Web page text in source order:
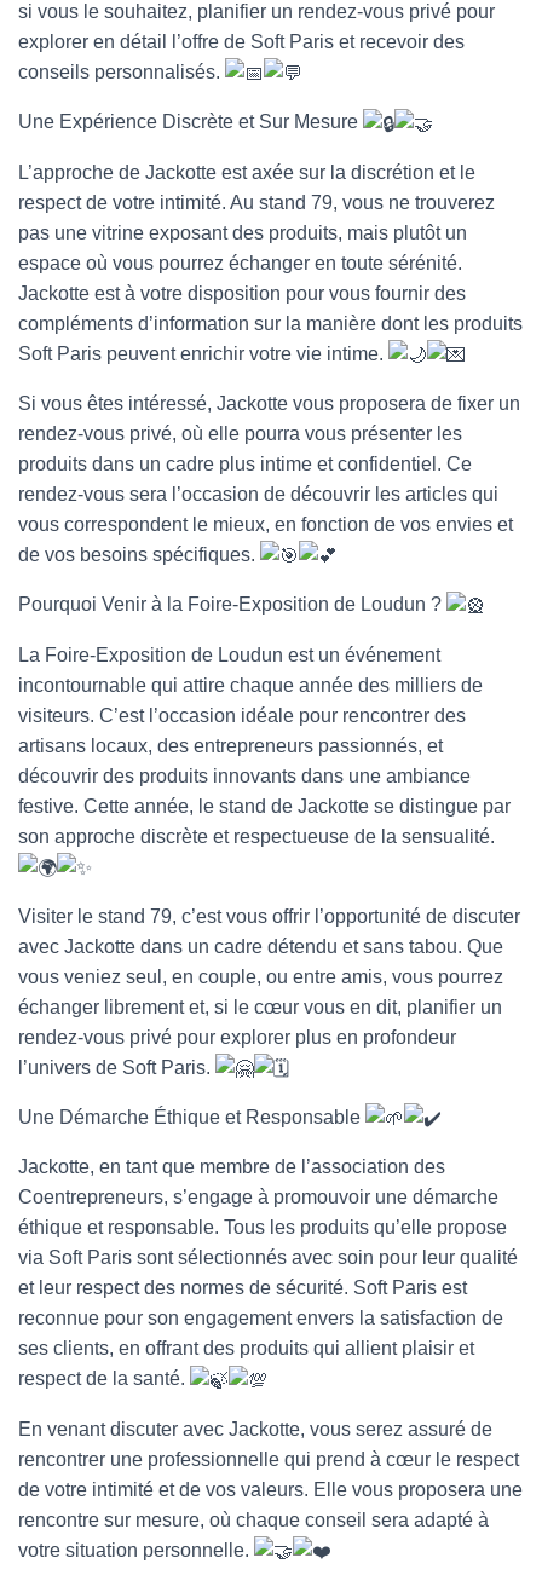
si vous le souhaitez, planifier un rendez-vous privé pour
explorer en détail l’offre de Soft Paris et recevoir des
conseils personnalisés.
Une Expérience Discrète et Sur Mesure
L’approche de Jackotte est axée sur la discrétion et le
respect de votre intimité. Au stand 79, vous ne trouverez
pas une vitrine exposant des produits, mais plutôt un
espace où vous pourrez échanger en toute sérénité.
Jackotte est à votre disposition pour vous fournir des
compléments d’information sur la manière dont les produits
Soft Paris peuvent enrichir votre vie intime.
Si vous êtes intéressé, Jackotte vous proposera de fixer un
rendez-vous privé, où elle pourra vous présenter les
produits dans un cadre plus intime et confidentiel. Ce
rendez-vous sera l’occasion de découvrir les articles qui
vous correspondent le mieux, en fonction de vos envies et
de vos besoins spécifiques.
Pourquoi Venir à la Foire-Exposition de Loudun ?
La Foire-Exposition de Loudun est un événement
incontournable qui attire chaque année des milliers de
visiteurs. C’est l’occasion idéale pour rencontrer des
artisans locaux, des entrepreneurs passionnés, et
découvrir des produits innovants dans une ambiance
festive. Cette année, le stand de Jackotte se distingue par
son approche discrète et respectueuse de la sensualité.
Visiter le stand 79, c’est vous offrir l’opportunité de discuter
avec Jackotte dans un cadre détendu et sans tabou. Que
vous veniez seul, en couple, ou entre amis, vous pourrez
échanger librement et, si le cœur vous en dit, planifier un
rendez-vous privé pour explorer plus en profondeur
l’univers de Soft Paris.
Une Démarche Éthique et Responsable
Jackotte, en tant que membre de l’association des
Coentrepreneurs, s’engage à promouvoir une démarche
éthique et responsable. Tous les produits qu’elle propose
via Soft Paris sont sélectionnés avec soin pour leur qualité
et leur respect des normes de sécurité. Soft Paris est
reconnue pour son engagement envers la satisfaction de
ses clients, en offrant des produits qui allient plaisir et
respect de la santé.
En venant discuter avec Jackotte, vous serez assuré de
rencontrer une professionnelle qui prend à cœur le respect
de votre intimité et de vos valeurs. Elle vous proposera une
rencontre sur mesure, où chaque conseil sera adapté à
votre situation personnelle.